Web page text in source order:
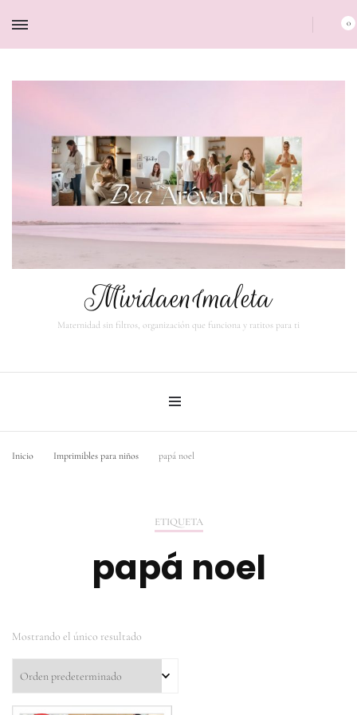
0
Mividaen1maleta
Maternidad sin filtros, organización que funciona y ratitos para ti
Inicio Imprimibles para niños papá noel
ETIQUETA
papá noel
Mostrando el único resultado